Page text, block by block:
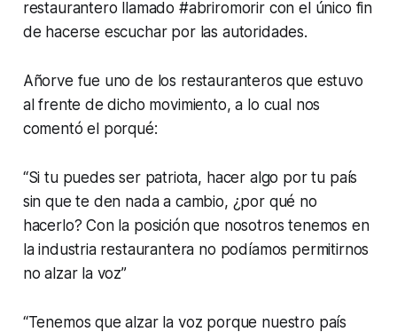
restaurantero llamado #abriromorir con el único fin
de hacerse escuchar por las autoridades.
Añorve fue uno de los restauranteros que estuvo
al frente de dicho movimiento, a lo cual nos
comentó el porqué:
“Si tu puedes ser patriota, hacer algo por tu país
sin que te den nada a cambio, ¿por qué no
hacerlo? Con la posición que nosotros tenemos en
la industria restaurantera no podíamos permitirnos
no alzar la voz”
“Tenemos que alzar la voz porque nuestro país